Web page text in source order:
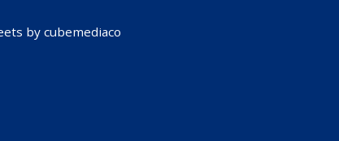
by cubemediaco